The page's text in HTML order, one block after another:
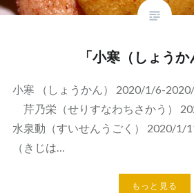
「小寒（しょうか
小寒 （しょうかん） 2020/1/6-
芹乃栄（せりすなわちさかう）
水泉動（すいせんうごく） 2020/
（きじは…
もっと見る